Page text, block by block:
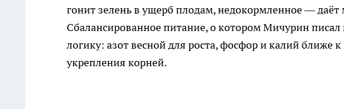
гонит зелень в ущерб плодам, недокормленное —
Сбалансированное питание, о котором Мичурин писал
логику: азот весной для роста, фосфор и калий ближе
укрепления корней.